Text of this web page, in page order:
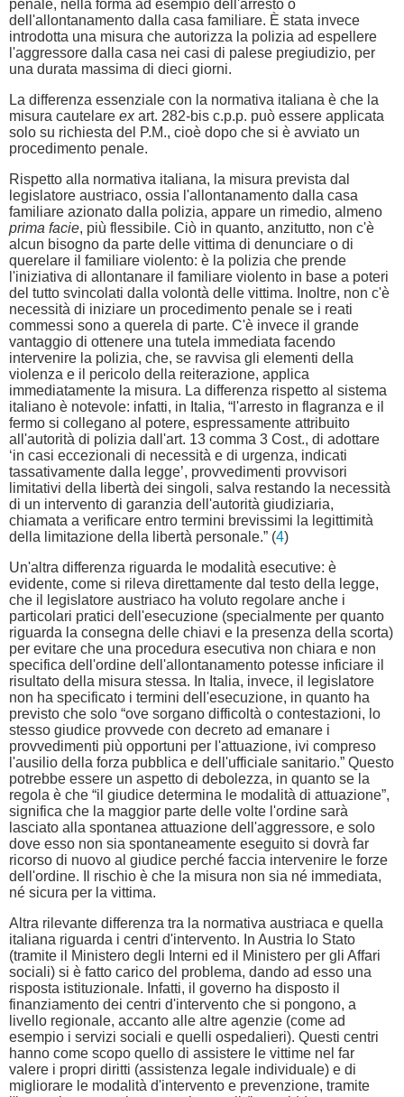
penale, nella forma ad esempio dell'arresto o
dell'allontanamento dalla casa familiare. È stata invece
introdotta una misura che autorizza la polizia ad espellere
l'aggressore dalla casa nei casi di palese pregiudizio, per
una durata massima di dieci giorni.
La differenza essenziale con la normativa italiana è che la
misura cautelare exart. 282-bis c.p.p. può essere applicata
solo su richiesta del P.M., cioè dopo che si è avviato un
procedimento penale.
Rispetto alla normativa italiana, la misura prevista dal
legislatore austriaco, ossia l'allontanamento dalla casa
familiare azionato dalla polizia, appare un rimedio, almeno
prima facie, più flessibile. Ciò in quanto, anzitutto, non c'è
alcun bisogno da parte delle vittima di denunciare o di
querelare il familiare violento: è la polizia che prende
l'iniziativa di allontanare il familiare violento in base a poteri
del tutto svincolati dalla volontà delle vittima. Inoltre, non c'è
necessità di iniziare un procedimento penale se i reati
commessi sono a querela di parte. C'è invece il grande
vantaggio di ottenere una tutela immediata facendo
intervenire la polizia, che, se ravvisa gli elementi della
violenza e il pericolo della reiterazione, applica
immediatamente la misura. La differenza rispetto al sistema
italiano è notevole: infatti, in Italia, “l'arresto in flagranza e il
fermo si collegano al potere, espressamente attribuito
all'autorità di polizia dall'art. 13 comma 3 Cost., di adottare
‘in casi eccezionali di necessità e di urgenza, indicati
tassativamente dalla legge’, provvedimenti provvisori
limitativi della libertà dei singoli, salva restando la necessità
di un intervento di garanzia dell'autorità giudiziaria,
chiamata a verificare entro termini brevissimi la legittimità
della limitazione della libertà personale.” (4)
Un'altra differenza riguarda le modalità esecutive: è
evidente, come si rileva direttamente dal testo della legge,
che il legislatore austriaco ha voluto regolare anche i
particolari pratici dell'esecuzione (specialmente per quanto
riguarda la consegna delle chiavi e la presenza della scorta)
per evitare che una procedura esecutiva non chiara e non
specifica dell'ordine dell'allontanamento potesse inficiare il
risultato della misura stessa. In Italia, invece, il legislatore
non ha specificato i termini dell'esecuzione, in quanto ha
previsto che solo “ove sorgano difficoltà o contestazioni, lo
stesso giudice provvede con decreto ad emanare i
provvedimenti più opportuni per l'attuazione, ivi compreso
l'ausilio della forza pubblica e dell'ufficiale sanitario.” Questo
potrebbe essere un aspetto di debolezza, in quanto se la
regola è che “il giudice determina le modalità di attuazione”,
significa che la maggior parte delle volte l'ordine sarà
lasciato alla spontanea attuazione dell'aggressore, e solo
dove esso non sia spontaneamente eseguito si dovrà far
ricorso di nuovo al giudice perché faccia intervenire le forze
dell'ordine. Il rischio è che la misura non sia né immediata,
né sicura per la vittima.
Altra rilevante differenza tra la normativa austriaca e quella
italiana riguarda i centri d'intervento. In Austria lo Stato
(tramite il Ministero degli Interni ed il Ministero per gli Affari
sociali) si è fatto carico del problema, dando ad esso una
risposta istituzionale. Infatti, il governo ha disposto il
finanziamento dei centri d'intervento che si pongono, a
livello regionale, accanto alle altre agenzie (come ad
esempio i servizi sociali e quelli ospedalieri). Questi centri
hanno come scopo quello di assistere le vittime nel far
valere i propri diritti (assistenza legale individuale) e di
migliorare le modalità d'intervento e prevenzione, tramite